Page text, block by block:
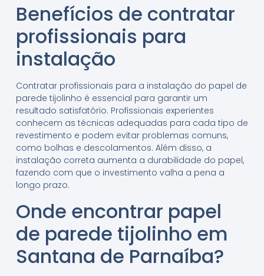
Benefícios de contratar
profissionais para
instalação
Contratar profissionais para a instalação do papel de
parede tijolinho é essencial para garantir um
resultado satisfatório. Profissionais experientes
conhecem as técnicas adequadas para cada tipo de
revestimento e podem evitar problemas comuns,
como bolhas e descolamentos. Além disso, a
instalação correta aumenta a durabilidade do papel,
fazendo com que o investimento valha a pena a
longo prazo.
Onde encontrar papel
de parede tijolinho em
Santana de Parnaíba?